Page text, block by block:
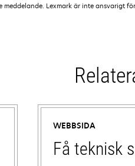
Lexmark är inte ansvarigt för
WEBBSIDA
Få teknisk